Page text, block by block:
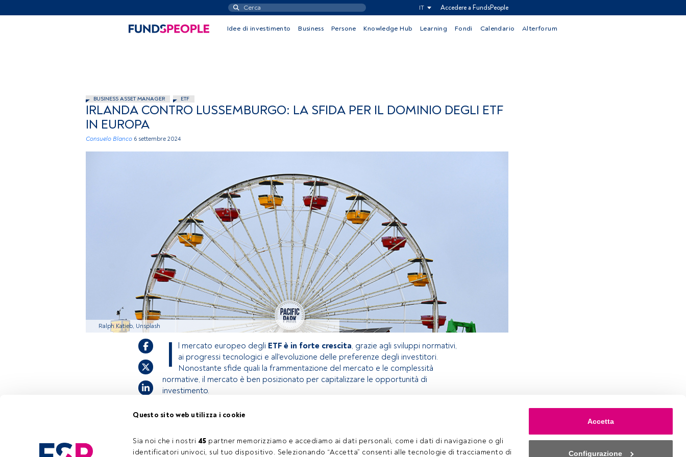
Questo sito web utilizza i cookie
Sia noi che i nostri 45 partner memorizziamo e accediamo ai dati personali, come i dati di navigazione o gli
identificatori univoci, sul tuo dispositivo. Selezionando “Accetta” consenti alle tecnologie di tracciamento di
Accetta
Configurazione
IT Accedere a FundsPeople
Idee di investimento Business Persone Knowledge Hub Learning Fondi Calendario Alterforum
BUSINESS ASSET MANAGER ETF
IRLANDA CONTRO LUSSEMBURGO: LA SFIDA PER IL DOMINIO DEGLI ETF
IN EUROPA
Consuelo Blanco 6 settembre 2024
Ralph Katieb, Unsplash
I l mercato europeo degli ETF è in forte crescita, grazie agli sviluppi normativi,
ai progressi tecnologici e all'evoluzione delle preferenze degli investitori.
Nonostante sfide quali la frammentazione del mercato e le complessità
normative, il mercato è ben posizionato per capitalizzare le opportunità di
investimento.
accedi tramite il pulsante Login. Se non hai ancora un account, ti invitiamo a
registrarti per scoprire tutti i contenuti che FundsPeople ha da offrire.